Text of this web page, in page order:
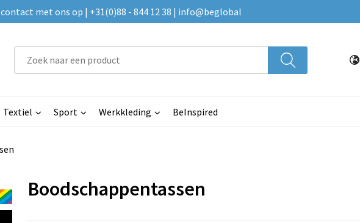
met ons op | +31(0)88 - 844 12 38 | info@beglobal
Textiel Sport Werkkleding BeInspired
Boodschappentassen